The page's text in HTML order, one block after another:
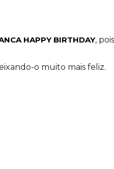
HAPPY BIRTHDAY, pois
o muito mais feliz.